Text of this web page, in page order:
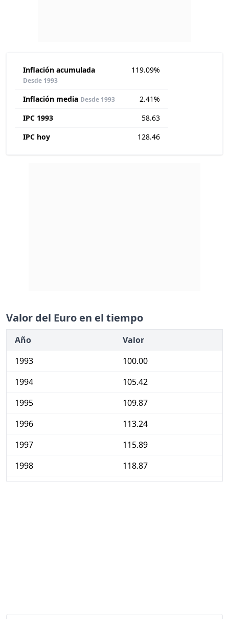
Inflación acumulada
Desde 1993
119.09%
Inflación media Desde 1993
2.41%
IPC 1993
58.63
IPC hoy
128.46
Valor del Euro en el tiempo
Año
Valor
1993
100.00
1994
105.42
1995
109.87
1996
113.24
1997
115.89
1998
118.87
2005
146.21